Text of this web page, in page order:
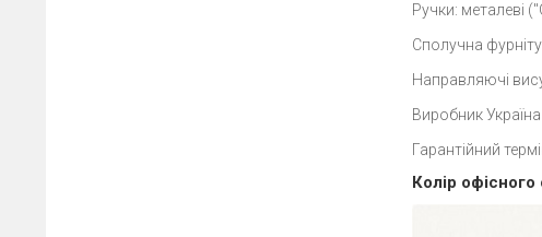
Ручки: металеві
Сполучна
Направляючі
Виробник Україна
Гарантійний
Колір